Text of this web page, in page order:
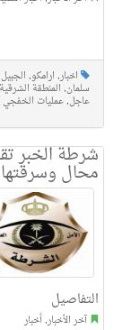
اخبار, ارامكو, الجبيل
سلمان, المنطقة الشرقية
عاجل, عمليات الخفجي
محال وسرقتها
التفاصيل
آخر الأخبار, أخبار